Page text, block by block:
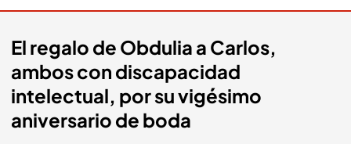
El regalo de Obdulia a Carlos,
ambos con discapacidad
intelectual, por su vigésimo
aniversario de boda